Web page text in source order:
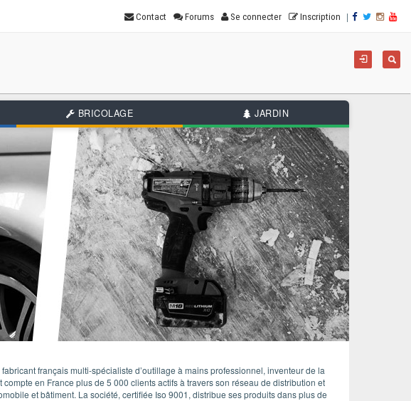
Contact Forums Se connecter Inscription |
BRICOLAGE JARDIN
français multi-spécialiste d’outillage à mains professionnel, inventeur de la
en France plus de 5 000 clients actifs à travers son réseau de distribution et
et bâtiment. La société, certifiée Iso 9001, distribue ses produits dans plus de